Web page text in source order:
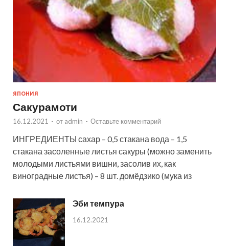
ЯПОНИЯ
Сакурамоти
16.12.2021 - от admin - Оставьте комментарий
ИНГРЕДИЕНТЫ сахар – 0,5 стакана вода – 1,5
стакана засоленные листья сакуры (можно заменить
молодыми листьями вишни, засолив их, как
виноградные листья) – 8 шт. домёдзико (мука из
Эби темпура
16.12.2021